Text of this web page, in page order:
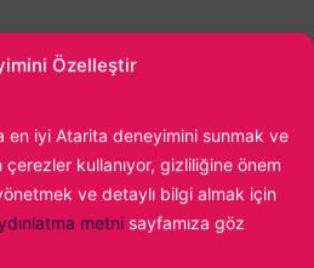
Özelleştir
en iyi Atarita deneyimini sunmak ve
kullanıyor, gizliliğine önem
ve detaylı bilgi almak için
metni sayfamıza göz
sorulduğunda geliştirici ekip
aşırı beğenilmesinin onlar için
Zira henüz ön
olan bir oyunun bu denli ilgi
rastlanılan bir durum değil.